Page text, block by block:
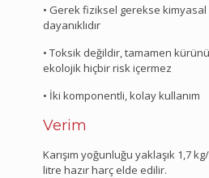
• Gerek fiziksel gerekse kimyasal
dayanıklıdır
• Toksik değildir, tamamen
ekolojik hiçbir risk içermez
• İki komponentli, kolay kullanım
Verim
Karışım yoğunluğu yaklaşık 1,7
litre hazır harç elde edilir.